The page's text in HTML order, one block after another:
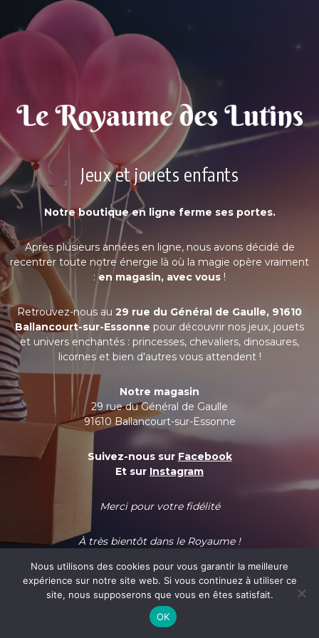
Jeux et jouets enfants
Notre boutique en ligne ferme ses portes.
Après plusieurs années en ligne, nous avons décidé de
recentrer toute notre énergie là où la magie opère vraiment
:en magasin, avec vous !
Retrouvez-nous au 29 rue du Général de Gaulle, 91610
Ballancourt-sur-Essonne pour découvrir nos jeux, jouets
et univers enchantés : princesses, chevaliers, dinosaures,
licornes et bien d'autres vous attendent !
Notre magasin
29 rue du Général de Gaulle
91610 Ballancourt-sur-Essonne
Suivez-nous sur Facebook
Et sur Instagram
Merci pour votre fidélité
À très bientôt dans le Royaume !
Nous utilisons des cookies pour vous garantir la meilleure
expérience sur notre site web. Si vous continuez à utiliser ce
site, nous supposerons que vous en êtes satisfait.
OK